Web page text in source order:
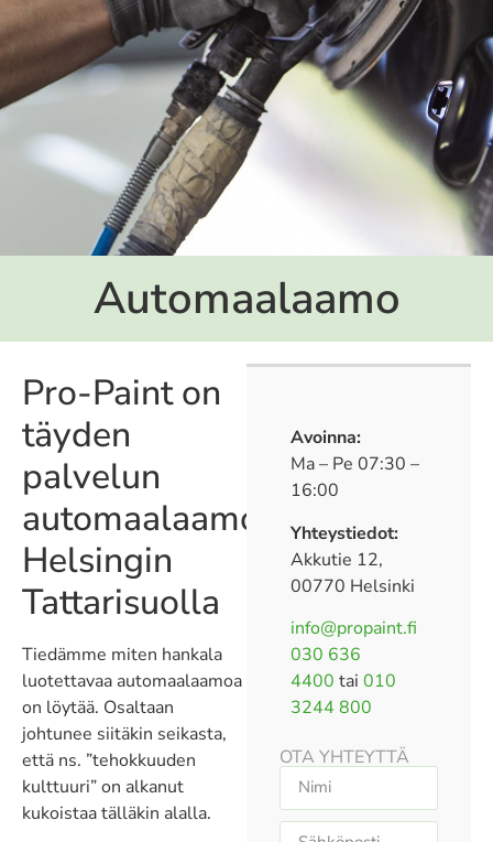
Automaalaamo
Pro-Paint on
täyden
palvelun
automaalaamo
Helsingin
Tattarisuolla
Tiedämme miten hankala
luotettavaa automaalaamoa
on löytää. Osaltaan
johtunee siitäkin seikasta,
että ns. ”tehokkuuden
kulttuuri” on alkanut
kukoistaa tälläkin alalla.
Avoinna:
Ma – Pe 07:30 –
16:00
Yhteystiedot:
Akkutie 12,
00770 Helsinki
info@propaint.fi
030 636
4400 tai010
3244 800
OTA YHTEYTTÄ